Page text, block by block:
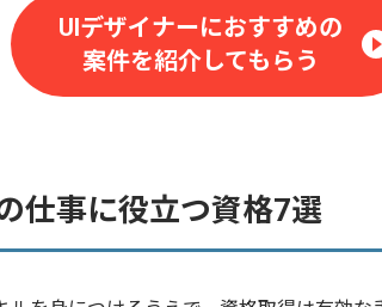
UIデザイナーにおすすめの
案件を紹介してもらう
仕事に役立つ資格7選